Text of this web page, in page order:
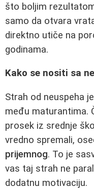
što boljim
samo da otvara
direktno utiče na
godinama.
Kako se nositi sa
Strah od neuspeha
među maturantima.
prosek iz srednje
vredno spremali,
prijemnog. To je
vas taj strah ne
dodatnu motivaciju.